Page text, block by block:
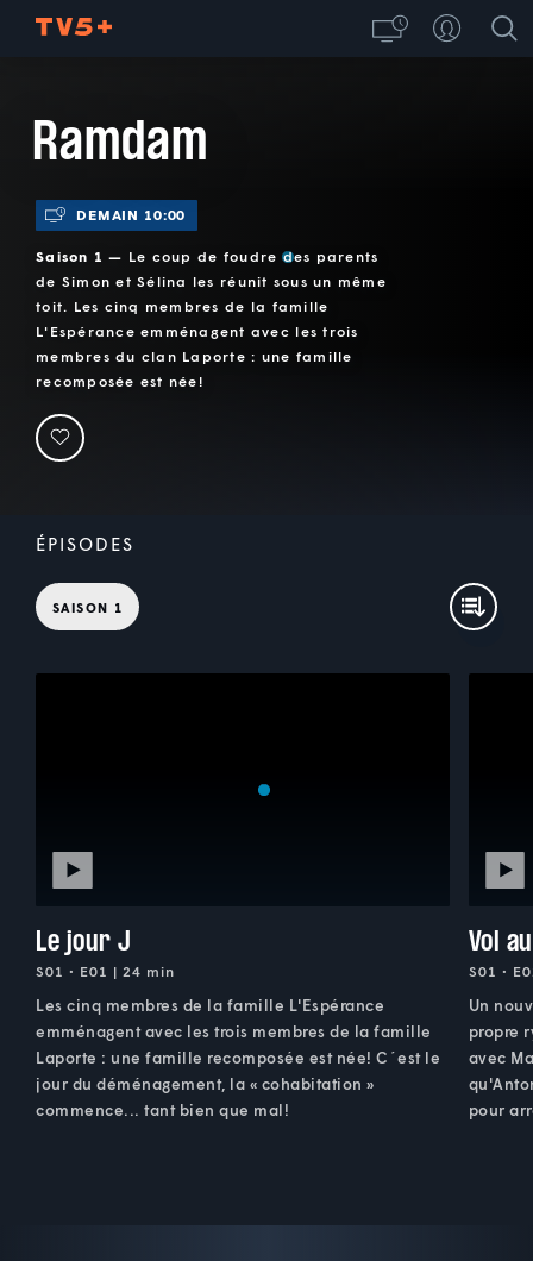
Ramdam
DEMAIN 10:00
Saison 1 — Le coup de foudre des parents
de Simon et Sélina les réunit sous un même
toit. Les cinq membres de la famille
L'Espérance emménagent avec les trois
membres du clan Laporte : une famille
recomposée est née!
ÉPISODES
SAISON 1
Le jour J
S01 • E01 | 24 min
Les cinq membres de la famille L'Espérance
emménagent avec les trois membres de la famille
Laporte : une famille recomposée est née! C´est le
jour du déménagement, la « cohabitation »
commence... tant bien que mal!
Vol
S01 •
Un
propre
avec
pour